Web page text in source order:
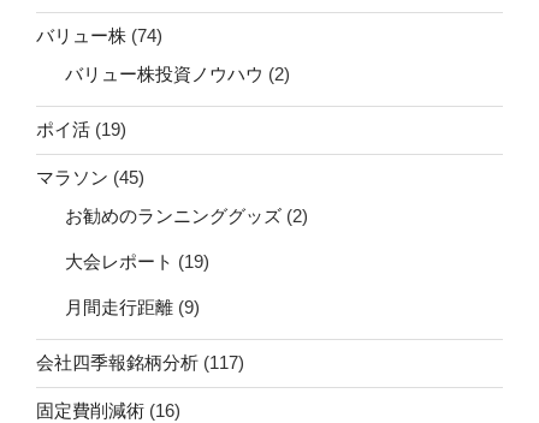
バリュー株 (74)
バリュー株投資ノウハウ (2)
ポイ活 (19)
マラソン (45)
お勧めのランニンググッズ (2)
大会レポート (19)
月間走行距離 (9)
会社四季報銘柄分析 (117)
固定費削減術 (16)